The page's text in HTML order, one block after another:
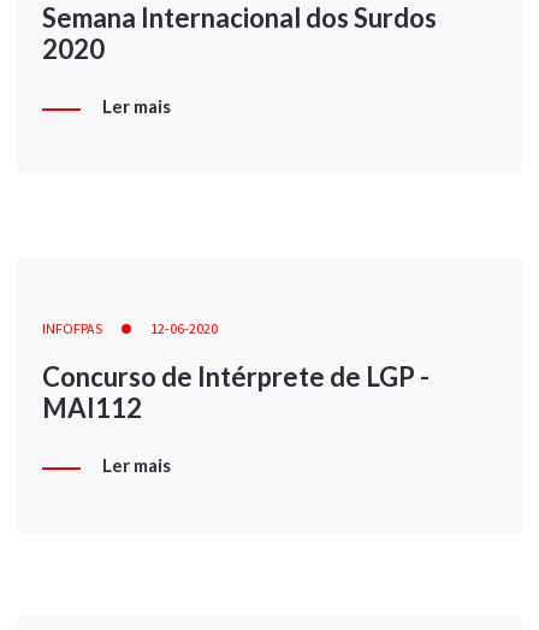
Semana Internacional dos Surdos
2020
Ler mais
INFOFPAS 12-06-2020
Concurso de Intérprete de LGP -
MAI112
Ler mais